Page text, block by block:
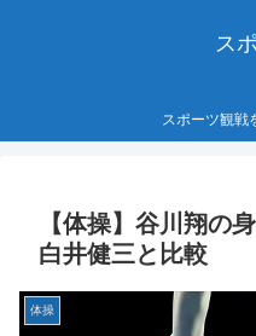
ス
スポーツ観戦
【体操】谷川翔の
白井健三と比較
体操